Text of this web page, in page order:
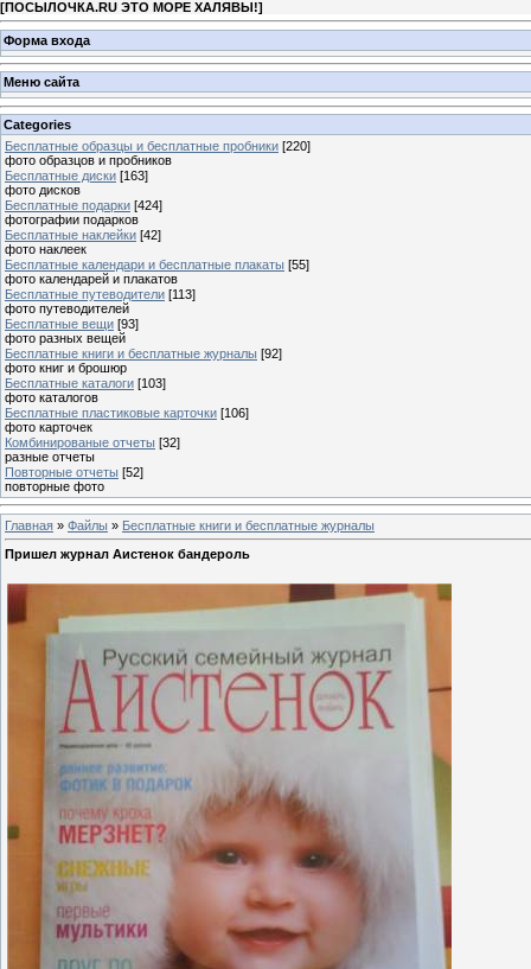
[ПОСЫЛОЧКА.RU ЭТО МОРЕ ХАЛЯВЫ!]
Форма входа
Меню сайта
Categories
Бесплатные образцы и бесплатные пробники [220]
фото образцов и пробников
Бесплатные диски [163]
фото дисков
Бесплатные подарки [424]
фотографии подарков
Бесплатные наклейки [42]
фото наклеек
Бесплатные календари и бесплатные плакаты [55]
фото календарей и плакатов
Бесплатные путеводители [113]
фото путеводителей
Бесплатные вещи [93]
фото разных вещей
Бесплатные книги и бесплатные журналы [92]
фото книг и брошюр
Бесплатные каталоги [103]
фото каталогов
Бесплатные пластиковые карточки [106]
фото карточек
Комбинированые отчеты [32]
разные отчеты
Повторные отчеты [52]
повторные фото
Главная » Файлы » Бесплатные книги и бесплатные журналы
Пришел журнал Аистенок бандероль